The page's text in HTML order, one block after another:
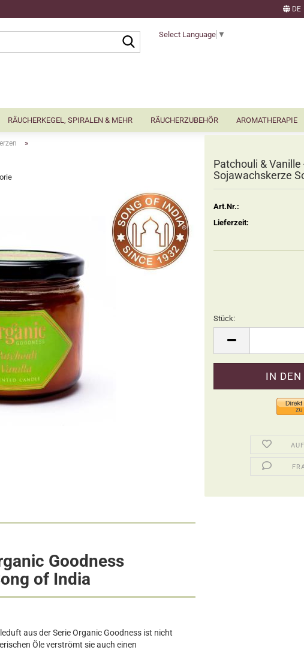
DE
Suche...Select Language ▼
RÄUCHERKEGEL, SPIRALEN & MEHR RÄUCHERZUBEHÖR AROMATHERAPIE
»
Patchouli &
Sojawachskerze
Art.Nr.:
Lieferzeit:
Stück:
Stück
Goodness
of India
aus der Serie Organic Goodness ist nicht
Öle verströmt sie auch einen